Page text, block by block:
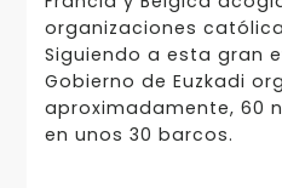
organizaciones
Siguiendo a esta gran
Gobierno de Euzkadi
aproximadamente, 60
en unos 30 barcos.